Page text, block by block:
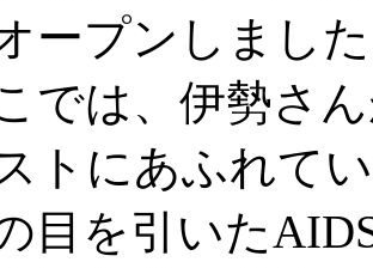
ープンしまし
では、伊勢さ
トにあふれて
目を引いた